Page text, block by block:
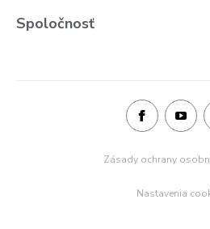
Spoločnosť
Zásady ochrany
Nastavenia